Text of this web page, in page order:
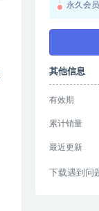
永久会员
其他信息
有效期
累计销量
最近更新
下载遇到